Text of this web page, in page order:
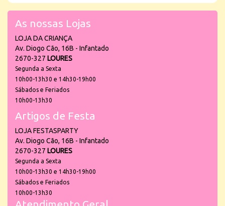
As nossas Lojas
LOJA DA CRIANÇA
Av. Diogo Cão, 16B - Infantado
2670-327 LOURES
Segunda a Sexta
10h00-13h30 e 14h30-19h00
Sábados e Feriados
10h00-13h30
Artigos de Festa
LOJA FESTASPARTY
Av. Diogo Cão, 16B - Infantado
2670-327 LOURES
Segunda a Sexta
10h00-13h30 e 14h30-19h00
Sábados e Feriados
10h00-13h30